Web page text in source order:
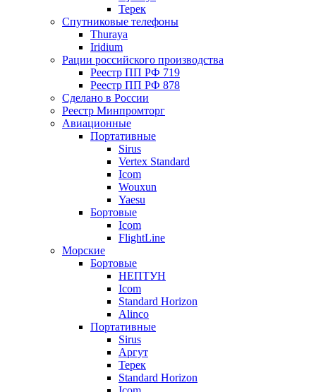
Терек
Спутниковые телефоны
Thuraya
Iridium
Рации российского производства
Реестр ПП РФ 719
Реестр ПП РФ 878
Сделано в России
Реестр Минпромторг
Авиационные
Портативные
Sirus
Vertex Standard
Icom
Wouxun
Yaesu
Бортовые
Icom
FlightLine
Морские
Бортовые
НЕПТУН
Icom
Standard Horizon
Alinco
Портативные
Sirus
Аргут
Терек
Standard Horizon